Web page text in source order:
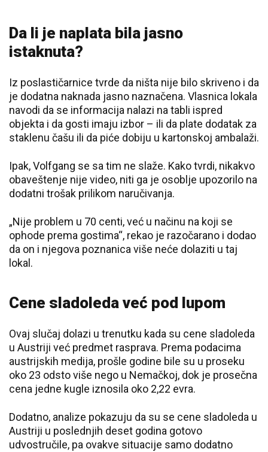
Da li je naplata bila jasno
istaknuta?
Iz poslastičarnice tvrde da ništa nije bilo skriveno i da
je dodatna naknada jasno naznačena. Vlasnica lokala
navodi da se informacija nalazi na tabli ispred
objekta i da gosti imaju izbor – ili da plate dodatak za
staklenu čašu ili da piće dobiju u kartonskoj ambalaži.
Ipak, Volfgang se sa tim ne slaže. Kako tvrdi, nikakvo
obaveštenje nije video, niti ga je osoblje upozorilo na
dodatni trošak prilikom naručivanja.
„Nije problem u 70 centi, već u načinu na koji se
ophode prema gostima“, rekao je razočarano i dodao
da on i njegova poznanica više neće dolaziti u taj
lokal.
Cene sladoleda već pod lupom
Ovaj slučaj dolazi u trenutku kada su cene sladoleda
u Austriji već predmet rasprava. Prema podacima
austrijskih medija, prošle godine bile su u proseku
oko 23 odsto više nego u Nemačkoj, dok je prosečna
cena jedne kugle iznosila oko 2,22 evra.
Dodatno, analize pokazuju da su se cene sladoleda u
Austriji u poslednjih deset godina gotovo
udvostručile, pa ovakve situacije samo dodatno